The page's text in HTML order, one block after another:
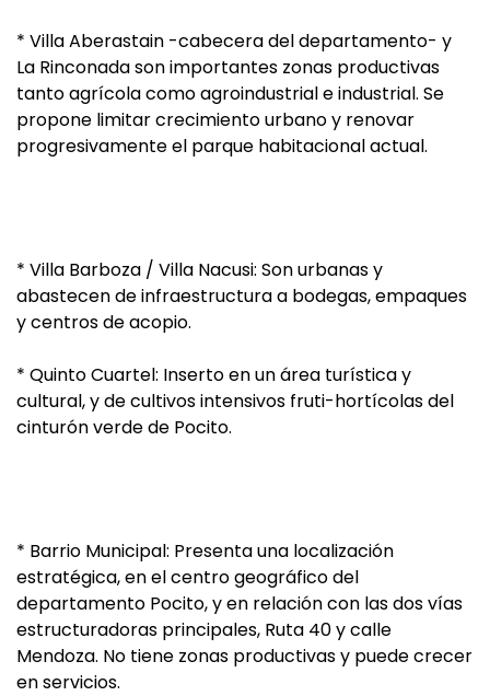
* Villa Aberastain -cabecera del departamento- y
La Rinconada son importantes zonas productivas
tanto agrícola como agroindustrial e industrial. Se
propone limitar crecimiento urbano y renovar
progresivamente el parque habitacional actual.
* Villa Barboza / Villa Nacusi: Son urbanas y
abastecen de infraestructura a bodegas, empaques
y centros de acopio.
* Quinto Cuartel: Inserto en un área turística y
cultural, y de cultivos intensivos fruti-hortícolas del
cinturón verde de Pocito.
* Barrio Municipal: Presenta una localización
estratégica, en el centro geográfico del
departamento Pocito, y en relación con las dos vías
estructuradoras principales, Ruta 40 y calle
Mendoza. No tiene zonas productivas y puede crecer
en servicios.